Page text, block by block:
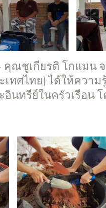
ณชูเกียรติ โกแมน
เทศไทย) ได้ให้ควา
นทรีย์ในครัวเรือน